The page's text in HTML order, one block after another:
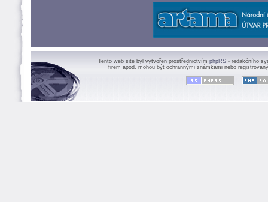
Tento web site byl vytvořen prostřednictvím phpRS - redakčního
firem apod. mohou být ochrannými známkami nebo